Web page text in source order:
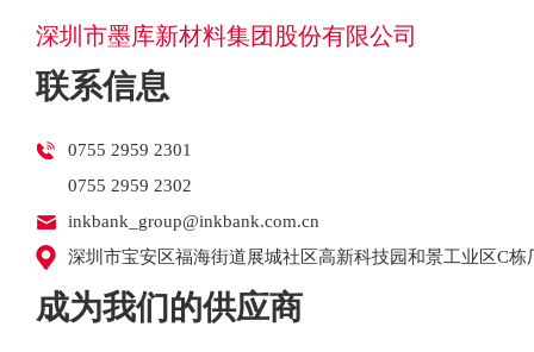
深圳市墨库新材料集团股份有限公司
联系信息
0755 2959 2301
0755 2959 2302
inkbank_group@inkbank.com.cn
深圳市宝安区福海街道展城社区高新科技园和景工业区C栋
成为我们的供应商